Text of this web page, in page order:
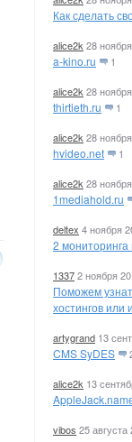
Как сделать
alice2k 28
a-kino.ru 1
alice2k 28
thirtieth.ru 1
alice2k 28
hvideo.net 1
alice2k 28
1mediahold.ru
deltex 4 ноября
2 мониторинга
13372 ноября
Поможем
хостингов или
artygrand 13
CMS SyDES
alice2k 13
vibos 25